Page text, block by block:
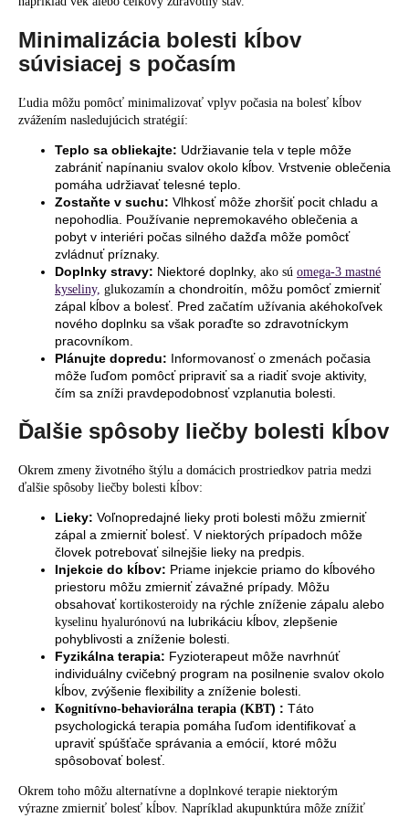
Minimalizácia bolesti kĺbov
súvisiacej s počasím
Ľudia môžu pomôcť minimalizovať vplyv počasia na bolesť kĺbov
zvážením nasledujúcich stratégií:
Teplo sa obliekajte: Udržiavanie tela v teple môže
zabrániť napínaniu svalov okolo kĺbov. Vrstvenie oblečenia
pomáha udržiavať telesné teplo.
Zostaňte v suchu: Vlhkosť môže zhoršiť pocit chladu a
nepohodlia. Používanie nepremokavého oblečenia a
pobyt v interiéri počas silného dažďa môže pomôcť
zvládnuť príznaky.
Doplnky stravy: Niektoré doplnky, ako sú omega-3 mastné
kyseliny, glukozamín a chondroitín, môžu pomôcť zmierniť
zápal kĺbov a bolesť. Pred začatím užívania akéhokoľvek
nového doplnku sa však poraďte so zdravotníckym
pracovníkom.
Plánujte dopredu: Informovanosť o zmenách počasia
môže ľuďom pomôcť pripraviť sa a riadiť svoje aktivity,
čím sa zníži pravdepodobnosť vzplanutia bolesti.
Ďalšie spôsoby liečby bolesti kĺbov
Okrem zmeny životného štýlu a domácich prostriedkov patria medzi
ďalšie spôsoby liečby bolesti kĺbov:
Lieky: Voľnopredajné lieky proti bolesti môžu zmierniť
zápal a zmierniť bolesť. V niektorých prípadoch môže
človek potrebovať silnejšie lieky na predpis.
Injekcie do kĺbov: Priame injekcie priamo do kĺbového
priestoru môžu zmierniť závažné prípady. Môžu
obsahovať kortikosteroidy na rýchle zníženie zápalu alebo
kyselinu hyalurónovú na lubrikáciu kĺbov, zlepšenie
pohyblivosti a zníženie bolesti.
Fyzikálna terapia: Fyzioterapeut môže navrhnúť
individuálny cvičebný program na posilnenie svalov okolo
kĺbov, zvýšenie flexibility a zníženie bolesti.
Kognitívno-behaviorálna terapia (KBT) : Táto
psychologická terapia pomáha ľuďom identifikovať a
upraviť spúšťače správania a emócií, ktoré môžu
spôsobovať bolesť.
Okrem toho môžu alternatívne a doplnkové terapie niektorým
výrazne zmierniť bolesť kĺbov. Napríklad akupunktúra môže znížiť